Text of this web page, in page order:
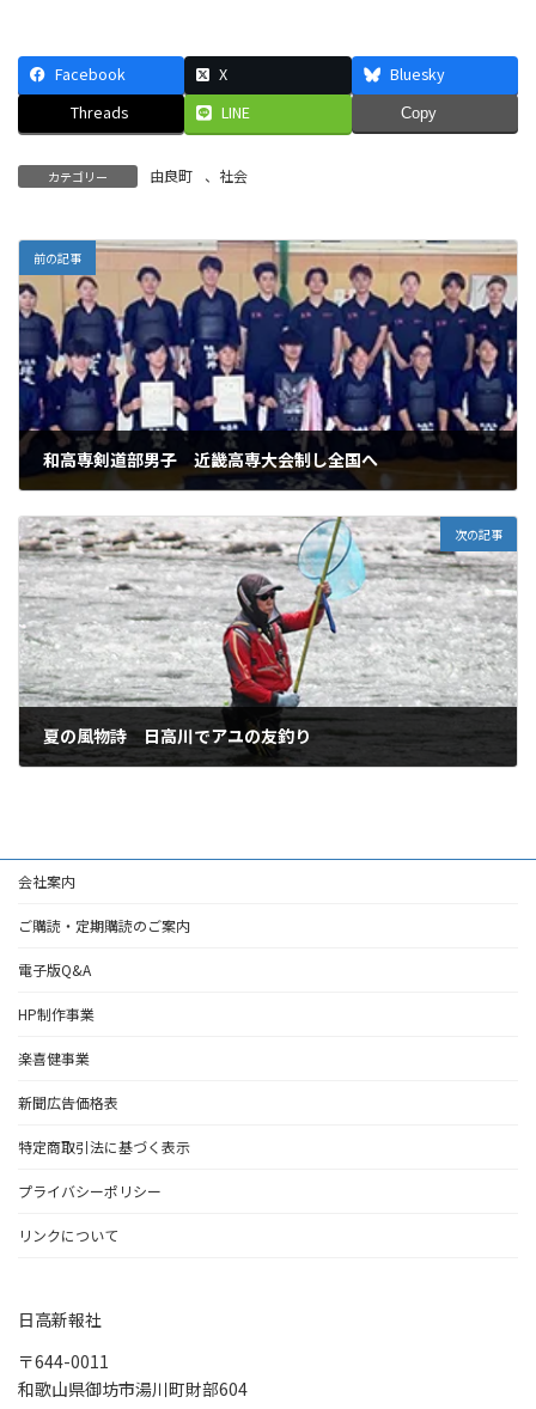
Facebook X
Bluesky
Threads
LINE Copy
カテゴリー 由良町 、 社会
前の記事
和高専剣道部男子 近畿高専大会制し全国へ
次の記事
夏の風物詩 日高川でアユの友釣り
会社案内
ご購読・定期購読のご案内
電子版Q&A
HP制作事業
楽喜健事業
新聞広告価格表
特定商取引法に基づく表示
プライバシーポリシー
リンクについて
日高新報社
〒644-0011
和歌山県御坊市湯川町財部604